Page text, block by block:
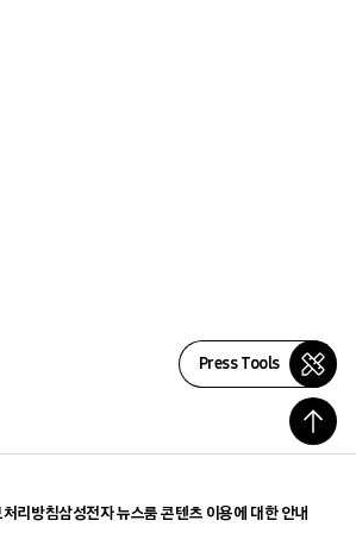
Press Tools
리방침삼성전자 뉴스룸 콘텐츠 이용에 대한 안내